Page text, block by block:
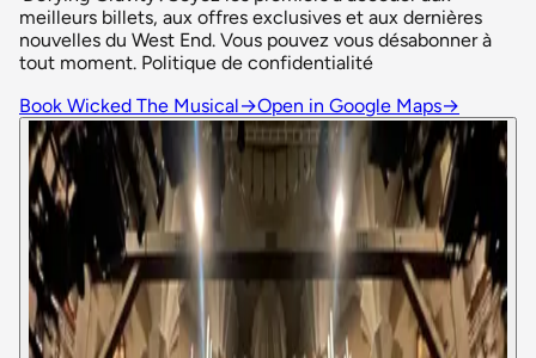
meilleurs billets, aux offres exclusives et aux dernières
nouvelles du West End. Vous pouvez vous désabonner à
tout moment. Politique de confidentialité
Book Wicked The Musical→Open in Google Maps→